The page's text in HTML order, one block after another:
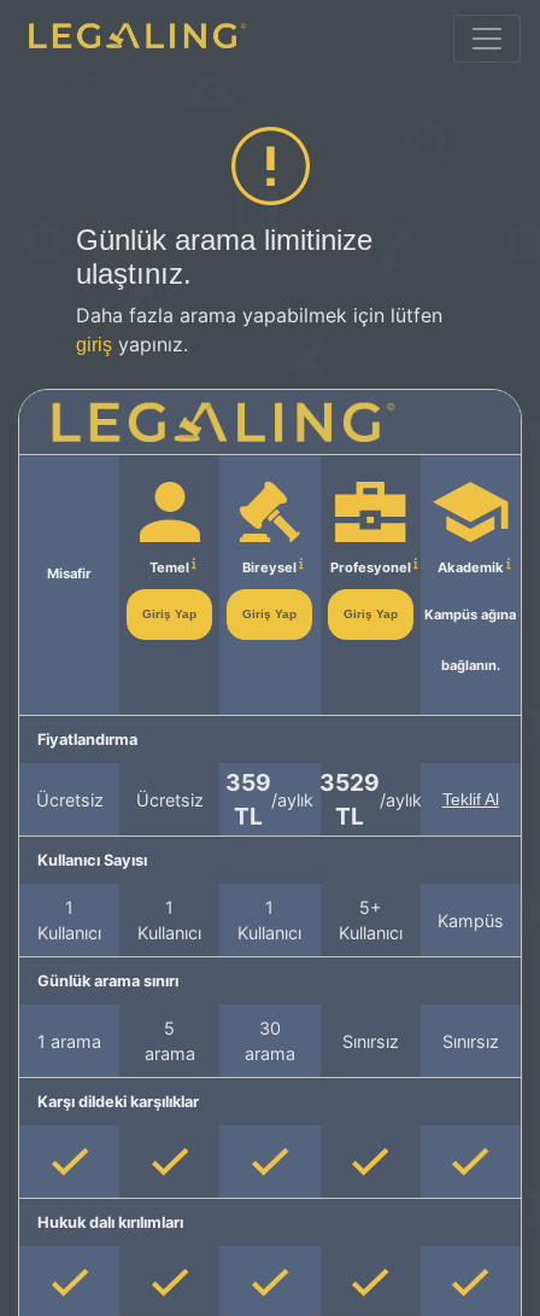
Günlük arama limitinize
ulaştınız.
Daha fazla arama yapabilmek için lütfen
giriş yapınız.
Misafir Temel
Giriş Yap
Bireysel
Giriş Yap
Profesyonel
Giriş Yap
Akademik
Kampüs ağına
bağlanın.
Fiyatlandırma
Ücretsiz Ücretsiz
359
TL
/aylık
3529
TL
/aylık Teklif Al
Kullanıcı Sayısı
1
Kullanıcı
1
Kullanıcı
1
Kullanıcı
5+
Kullanıcı
Kampüs
Günlük arama sınırı
1 arama
5
arama
30
arama
Sınırsız Sınırsız
Karşı dildeki karşılıklar
Hukuk dalı kırılımları